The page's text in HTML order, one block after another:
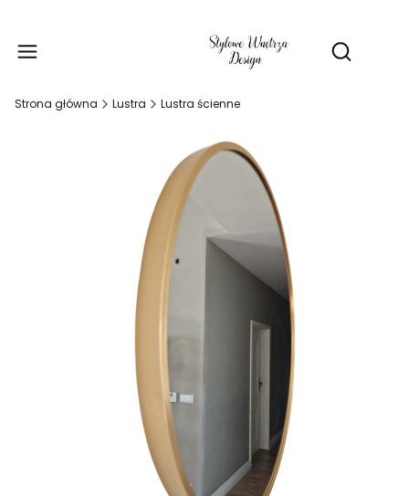
Otwórz
Strona główna Lustra Lustra ścienne